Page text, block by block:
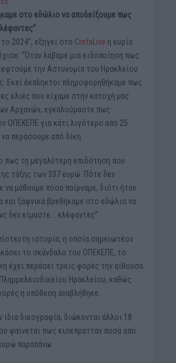
στο εδώλιο να αποδείξουμε πως
2024”, εξηγεί στο CretaLive η κυρία
“Όταν λάβαμε μια ειδοποίηση πως
την Αστυνομία του Ηρακλείου
Εκεί έκπληκτοι πληροφορηθήκαμε πως
ελιές που είχαμε στην κατοχή μας
Αρχανών, εγκαλούμαστε πως
ΟΠΕΚΕΠΕ για κάτι λιγότερο από 25
περάσουμε από δίκη.
πως τη μεγαλύτερη επιδότηση που
τάξης των 337 ευρώ. Πότε δεν
να μάθουμε πόσα παίρναμε, διότι ήταν
και ξαφνικά βρεθήκαμε στο εδώλιο να
δεν είμαστε… ελέφαντες”.
ιστορία, η οποία σημειωτέον
το σκάνδαλο του ΟΠΕΚΕΠΕ, το
έχει περάσει τρεις φορές την αίθουσα
Ηρακλείου, καθώς
η υπόθεση αναβλήθηκε.
ίδια δικογραφία, διώκονται άλλοι 18
φαίνεται πως εισέπρατταν ποσά από
παραπάνω.